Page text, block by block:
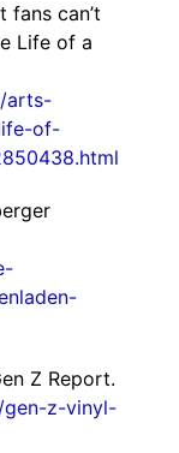
fans can’t
Life of a
arts-
of-
Z Report.
gen-z-vinyl-